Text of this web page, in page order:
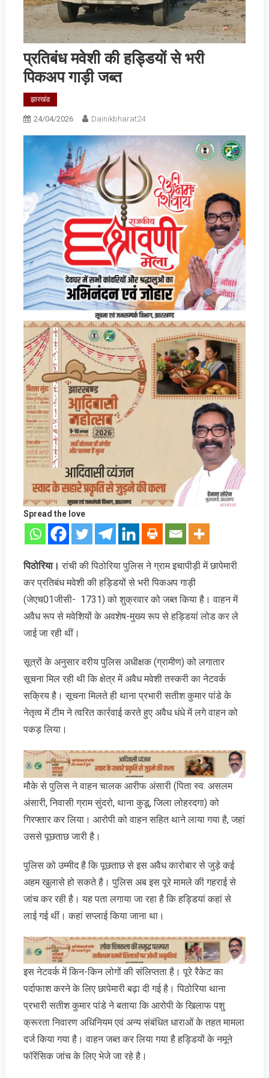
प्रतिबंध मवेशी की हड्डियों से भरी
पिकअप गाड़ी जब्‍त
झारखंड
24/04/2026 Dainikbharat24
Spread the love
पिठोरिया। रांची की पिठोरिया पुलिस ने ग्राम इचापीड़ी में छापेमारी
कर प्रतिबंध मवेशी की हड्डियों से भरी पिकअप गाड़ी
(जेएच01जीसी- 1731) को शुक्रवार को जब्त किया है। वाहन में
अवैध रूप से मवेशियों के अवशेष-मुख्य रूप से हड्डियां लोड कर ले
जाई जा रही थीं।
सूत्रों के अनुसार वरीय पुलिस अधीक्षक (ग्रामीण) को लगातार
सूचना मिल रही थी कि क्षेत्र में अवैध मवेशी तस्करी का नेटवर्क
सक्रिय है। सूचना मिलते ही थाना प्रभारी सतीश कुमार पांडे के
नेतृत्व में टीम ने त्वरित कार्रवाई करते हुए अवैध धंधे में लगे वाहन को
पकड़ लिया।
मौके से पुलिस ने वाहन चालक आरीफ अंसारी (पिता स्व. असलम
अंसारी, निवासी ग्राम सुंदरो, थाना कुडू, जिला लोहरदगा) को
गिरफ्तार कर लिया। आरोपी को वाहन सहित थाने लाया गया है, जहां
उससे पूछताछ जारी है।
पुलिस को उम्मीद है कि पूछताछ से इस अवैध कारोबार से जुड़े कई
अहम खुलासे हो सकते है। पुलिस अब इस पूरे मामले की गहराई से
जांच कर रही है। यह पता लगाया जा रहा है कि हड्डियां कहां से
लाई गई थीं। कहां सप्लाई किया जाना था।
इस नेटवर्क में किन-किन लोगों की संलिप्तता है। पूरे रैकेट का
पर्दाफाश करने के लिए छापेमारी बढ़ा दी गई है। पिठोरिया थाना
प्रभारी सतीश कुमार पांडे ने बताया कि आरोपी के खिलाफ पशु
क्रूरता निवारण अधिनियम एवं अन्य संबंधित धाराओं के तहत मामला
दर्ज किया गया है। वाहन जब्त कर लिया गया है हड्डियों के नमूने
फॉरेंसिक जांच के लिए भेजे जा रहे है।